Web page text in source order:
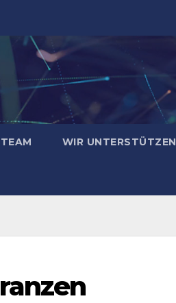
TEAM WIR UNTERSTÜTZEN